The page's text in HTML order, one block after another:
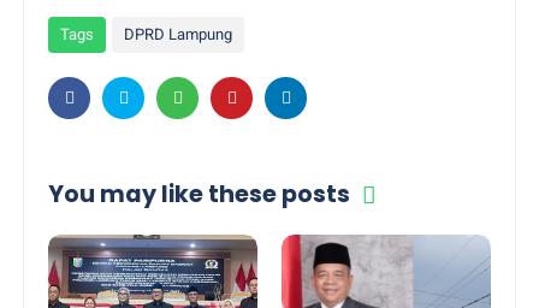
Tags DPRD Lampung
You may like these posts